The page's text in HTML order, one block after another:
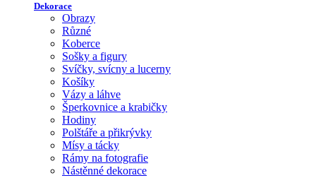
Dekorace
Obrazy
Různé
Koberce
Sošky a figury
Svíčky, svícny a lucerny
Košíky
Vázy a láhve
Šperkovnice a krabičky
Hodiny
Polštáře a přikrývky
Mísy a tácky
Rámy na fotografie
Nástěnné dekorace